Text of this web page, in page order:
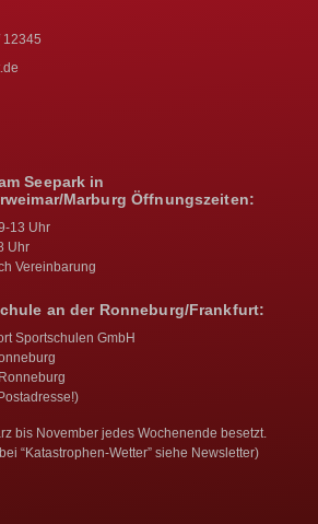
12345
Seepark in
Marburg Öffnungszeiten:
13 Uhr
Uhr
Vereinbarung
an der Ronneburg/Frankfurt:
Sportschulen GmbH
bis November jedes Wochenende besetzt.
“Katastrophen-Wetter” siehe Newsletter)